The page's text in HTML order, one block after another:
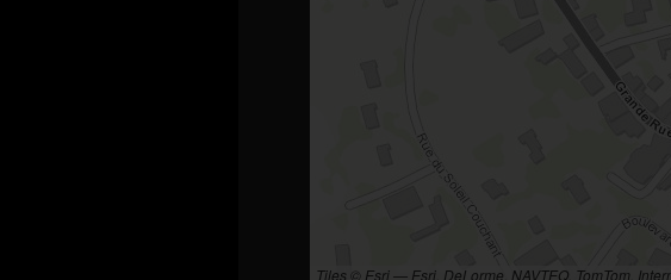
Tiles © Esri — Esri, DeLorme, NAVTEQ, TomTom,